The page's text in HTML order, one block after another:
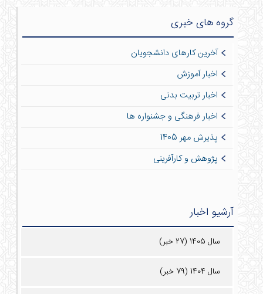
گروه های خبری
آخرین کارهای دانشجویان
اخبار آموزش
اخبار تربیت بدنی
اخبار فرهنگی و جشنواره ها
پذیرش مهر 1405
پژوهش و کارآفرینی
آرشیو اخبار
سال 1405 (27 خبر)
سال 1404 (79 خبر)